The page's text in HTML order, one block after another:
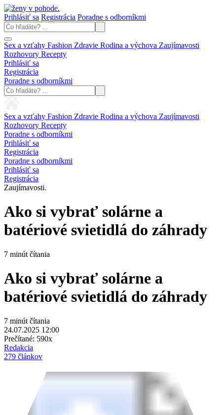
Prihlásiť sa Registrácia Poradne s odborníkmi
Sex a vzťahy Fashion Zdravie Rodina a výchova Zaujímavosti
Rozhovory Recepty
Prihlásiť sa
Registrácia
Poradne s odborníkmi
Sex a vzťahy Fashion Zdravie Rodina a výchova Zaujímavosti
Rozhovory Recepty
Poradne s odborníkmi
Prihlásiť sa
Registrácia
Poradne s odborníkmi
Prihlásiť sa
Registrácia
Zaujímavosti.
Ako si vybrať solárne a
batériové svietidlá do záhrady
7 minút čítania
Ako si vybrať solárne a
batériové svietidlá do záhrady
7 minút čítania
24.07.2025 12:00
Prečítané: 590x
Redakcia
279 článkov